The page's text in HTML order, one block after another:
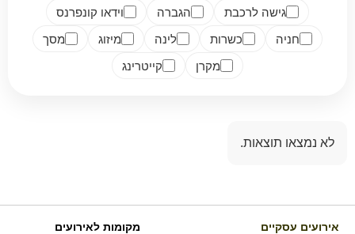
גישה לרכבת
הגברה
וידאו קונפרנס
חניה
כשרות לינה מיזוג
מסך
מקרן
קייטרינג
לא נמצאו תוצאות.
אירועים עסקיים
מקומות לאירועים